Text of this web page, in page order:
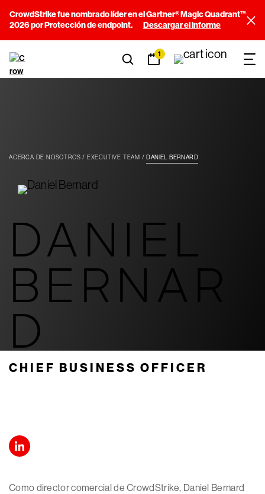
CrowdStrike fue nombrado líder en el Gartner® Magic Quadrant™
2026 por Protección de endpoint.
Descargar el informe
1
ACERCA DE NOSOTROS EXECUTIVE TEAM DANIEL BERNARD
DANIEL
BERNAR
D
CHIEF BUSINESS OFFICER
Como director comercial de CrowdStrike, Daniel Bernard